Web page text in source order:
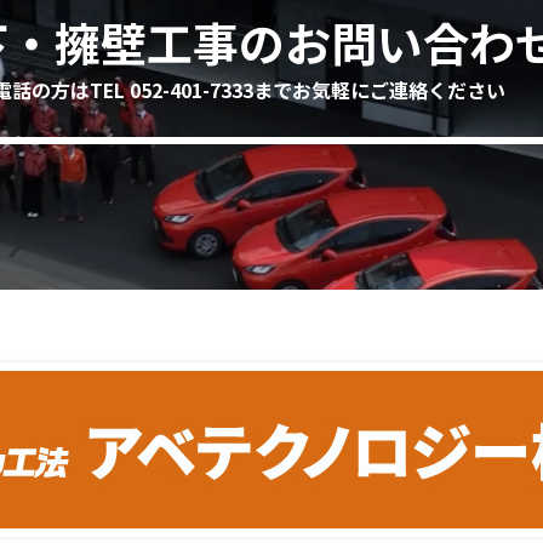
擁壁工事のお問い合わ
話の方はTEL 052-401-7333までお気軽にご連絡ください